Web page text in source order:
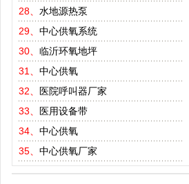
28、 水地源热泵
29、 中心供氧系统
30、 临沂环氧地坪
31、 中心供氧
32、
医院呼叫器厂家
33、
医用设备带
34、 中心供氧
35、 中心供氧厂家